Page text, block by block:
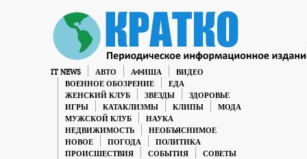
IT NEWS АВТО АФИША
ВИДЕО
ВОЕННОЕ ОБОЗРЕНИЕ
ЕДА
ЖЕНСКИЙ КЛУБ
ЗВЕЗДЫ
ЗДОРОВЬЕ
ИГРЫ
КАТАКЛИЗМЫ КЛИПЫ
МОДА
МУЖСКОЙ КЛУБ
НАУКА
НЕДВИЖИМОСТЬ
НЕОБЪЯСНИМОЕ
НОВОЕ
ПОГОДА
ПОЛИТИКА
ПРОИСШЕСТВИЯ
СОБЫТИЯ
СОВЕТЫ